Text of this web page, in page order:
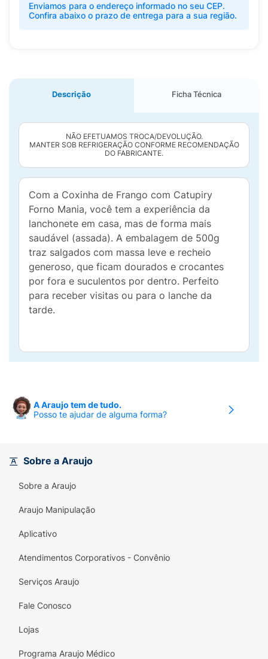
Enviamos para o endereço informado no seu CEP.
Confira abaixo o prazo de entrega para a sua região.
Descrição Ficha Técnica
NÃO EFETUAMOS TROCA/DEVOLUÇÃO.
MANTER SOB REFRIGERAÇÃO CONFORME RECOMENDAÇÃO
DO FABRICANTE.
Com a Coxinha de Frango com Catupiry
Forno Mania, você tem a experiência da
lanchonete em casa, mas de forma mais
saudável (assada). A embalagem de 500g
traz salgados com massa leve e recheio
generoso, que ficam dourados e crocantes
por fora e suculentos por dentro. Perfeito
para receber visitas ou para o lanche da
tarde.
A Araujo tem de tudo.
Posso te ajudar de alguma forma?
Sobre a Araujo
Sobre a Araujo
Araujo Manipulação
Aplicativo
Atendimentos Corporativos - Convênio
Serviços Araujo
Fale Conosco
Lojas
Programa Araujo Médico